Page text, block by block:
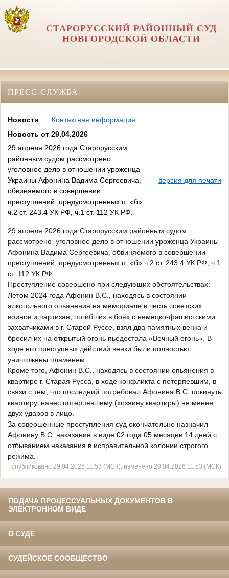
СТАРОРУССКИЙ РАЙОННЫЙ СУД
НОВГОРОДСКОЙ ОБЛАСТИ
ПРЕСС-СЛУЖБА
Новости
Контактная информация
Новость от 29.04.2026
29 апреля 2026 года Старорусским
районным судом рассмотрено
уголовное дело в отношении уроженца
Украины Афонина Вадима Сергеевича,
обвиняемого в совершении
преступлений, предусмотренных п. «б»
ч.2 ст. 243.4 УК РФ, ч.1 ст. 112 УК РФ.
версия для печати
29 апреля 2026 года Старорусским районным судом
рассмотрено уголовное дело в отношении уроженца Украины
Афонина Вадима Сергеевича, обвиняемого в совершении
преступлений, предусмотренных п. «б» ч.2 ст. 243.4 УК РФ, ч.1
ст. 112 УК РФ.
Преступление совершено при следующих обстоятельствах:
Летом 2024 года Афонин В.С., находясь в состоянии
алкогольного опьянения на мемориале в честь советских
воинов и партизан, погибших в боях с немецко-фашистскими
захватчиками в г. Старой Руссе, взял два памятных венка и
бросил их на открытый огонь пьедестала «Вечный огонь». В
ходе его преступных действий венки были полностью
уничтожены пламенем.
Кроме того, Афонин В.С., находясь в состоянии опьянения в
квартире г. Старая Русса, в ходе конфликта с потерпевшим, в
связи с тем, что последний потребовал Афонина В.С. покинуть
квартиру, нанес потерпевшему (хозяину квартиры) не менее
двух ударов в лицо.
За совершенные преступления суд окончательно назначил
Афонину В.С. наказание в виде 02 года 05 месяцев 14 дней с
отбыванием наказания в исправительной колонии строгого
режима.
опубликовано 29.04.2026 11:53 (МСК), изменено 29.04.2026 11:53 (МСК)
ПОДАЧА ПРОЦЕССУАЛЬНЫХ ДОКУМЕНТОВ В
ЭЛЕКТРОННОМ ВИДЕ
О СУДЕ
СУДЕЙСКОЕ СООБЩЕСТВО